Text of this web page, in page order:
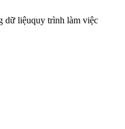
dữ liệuquy trình làm việc